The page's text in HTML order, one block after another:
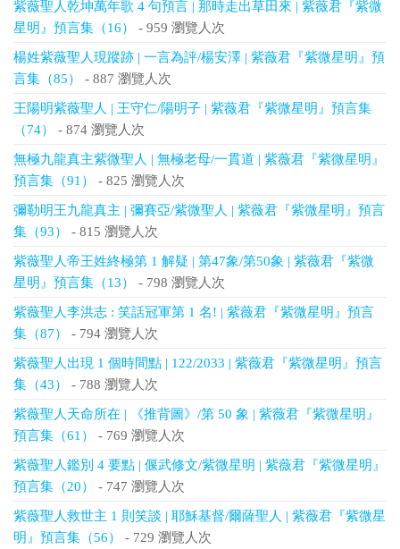
紫薇聖人乾坤萬年歌 4 句預言 | 那時走出草田來 | 紫薇君『紫微
星明』預言集（16）
- 959 瀏覽人次
楊姓紫薇聖人現蹤跡 | 一言為評/楊安澤 | 紫薇君『紫微星明』預
言集（85）
- 887 瀏覽人次
王陽明紫薇聖人 | 王守仁/陽明子 | 紫薇君『紫微星明』預言集
（74）
- 874 瀏覽人次
無極九龍真主紫微聖人 | 無極老母/一貫道 | 紫薇君『紫微星明』
預言集（91）
- 825 瀏覽人次
彌勒明王九龍真主 | 彌賽亞/紫微聖人 | 紫薇君『紫微星明』預言
集（93）
- 815 瀏覽人次
紫薇聖人帝王姓終極第 1 解疑 | 第47象/第50象 | 紫薇君『紫微
星明』預言集（13）
- 798 瀏覽人次
紫薇聖人李洪志 : 笑話冠軍第 1 名! | 紫薇君『紫微星明』預言
集（87）
- 794 瀏覽人次
紫薇聖人出現 1 個時間點 | 122/2033 | 紫薇君『紫微星明』預言
集（43）
- 788 瀏覽人次
紫薇聖人天命所在 | 《推背圖》/第 50 象 | 紫薇君『紫微星明』
預言集（61）
- 769 瀏覽人次
紫薇聖人鑑別 4 要點 | 偃武修文/紫微星明 | 紫薇君『紫微星明』
預言集（20）
- 747 瀏覽人次
紫薇聖人救世主 1 則笑談 | 耶穌基督/爾薩聖人 | 紫薇君『紫微星
明』預言集（56）
- 729 瀏覽人次